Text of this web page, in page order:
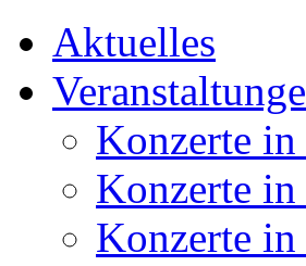
Aktuelles
Konzerte
Konzerte
Konzerte in